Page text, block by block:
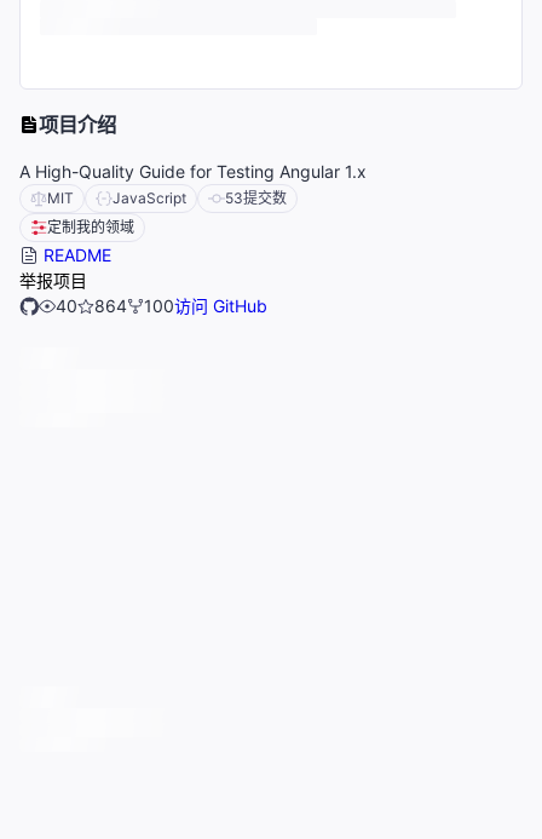
项目介绍
A High-Quality Guide for Testing Angular 1.x
MIT JavaScript 53提交数
定制我的领域
README
举报项目
40
864 100访问 GitHub